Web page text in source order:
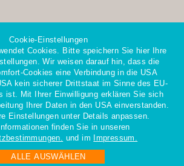
Cookie-Einstellungen
Cookies. Bitte speichern Sie hier Ihre
Wir weisen darauf hin, dass die
Cookies eine Verbindung in die USA
kein sicherer Drittstaat im Sinne des EU-
ist. Mit Ihrer Einwilligung erklären Sie sich
Ihrer Daten in den USA einverstanden.
Einstellungen unter Details anpassen.
finden Sie in unseren
und im Impressum.
ALLE AUSWÄHLEN
e.V.